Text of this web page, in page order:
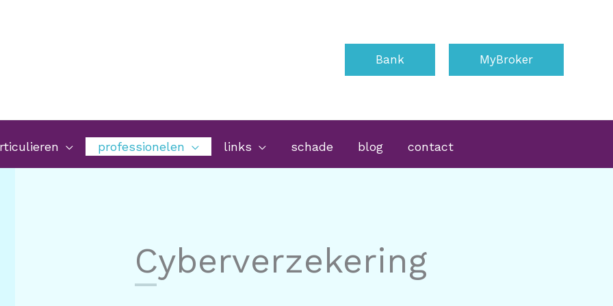
Bank MyBroker
professionelen links schade blog contact
Cyberverzekering